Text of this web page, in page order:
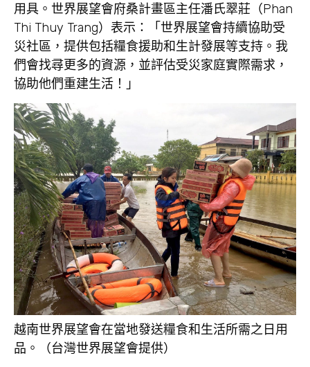
用具。世界展望會府桑計畫區主任潘氏翠莊（Phan
Thi Thuy Trang）表示：「世界展望會持續協助受
災社區，提供包括糧食援助和生計發展等支持。我
們會找尋更多的資源，並評估受災家庭實際需求，
協助他們重建生活！」
越南世界展望會在當地發送糧食和生活所需之日用
品。（台灣世界展望會提供）